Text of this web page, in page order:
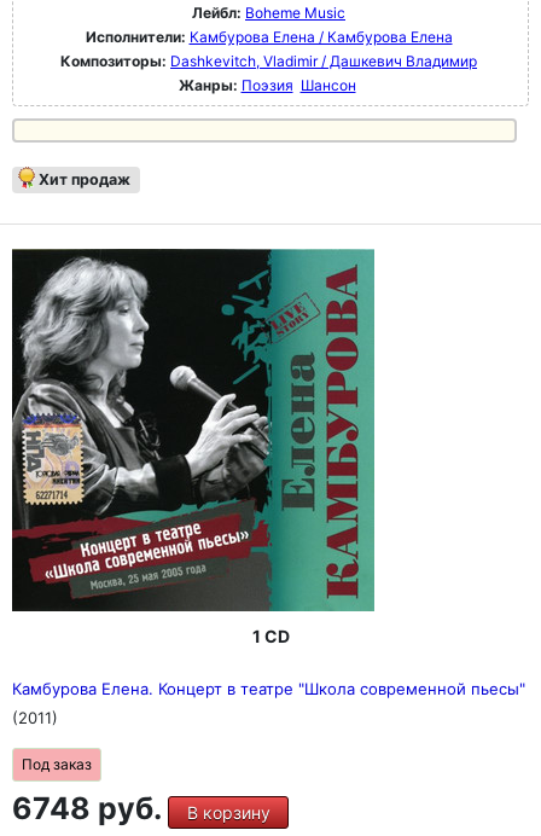
Лейбл: Boheme Music
Исполнители: Камбурова Елена / Камбурова Елена
Композиторы: Dashkevitch, Vladimir / Дашкевич Владимир
Жанры: Поэзия Шансон
Хит продаж
1 CD
Камбурова Елена. Концерт в театре "Школа современной пьесы"
(2011)
Под заказ
6748 руб. В корзину